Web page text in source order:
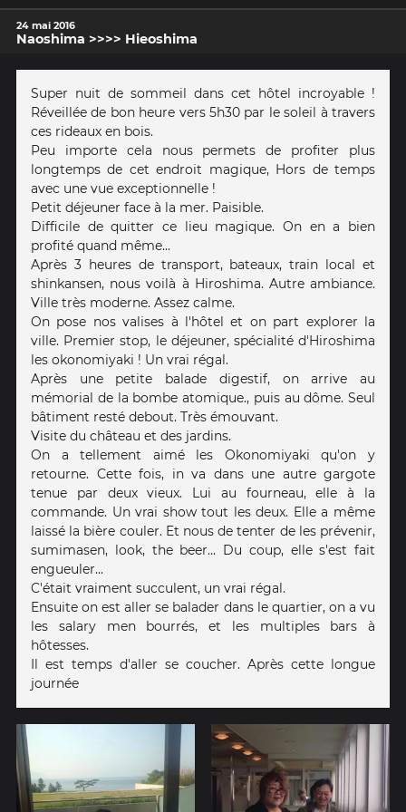
24 mai 2016
Naoshima >>>> Hieoshima
Super nuit de sommeil dans cet hôtel incroyable !
Réveillée de bon heure vers 5h30 par le soleil à travers
ces rideaux en bois.
Peu importe cela nous permets de profiter plus
longtemps de cet endroit magique, Hors de temps
avec une vue exceptionnelle !
Petit déjeuner face à la mer. Paisible.
Difficile de quitter ce lieu magique. On en a bien
profité quand même...
Après 3 heures de transport, bateaux, train local et
shinkansen, nous voilà à Hiroshima. Autre ambiance.
Ville très moderne. Assez calme.
On pose nos valises à l'hôtel et on part explorer la
ville. Premier stop, le déjeuner, spécialité d'Hiroshima
les okonomiyaki ! Un vrai régal.
Après une petite balade digestif, on arrive au
mémorial de la bombe atomique., puis au dôme. Seul
bâtiment resté debout. Très émouvant.
Visite du château et des jardins.
On a tellement aimé les Okonomiyaki qu'on y
retourne. Cette fois, in va dans une autre gargote
tenue par deux vieux. Lui au fourneau, elle à la
commande. Un vrai show tout les deux. Elle a même
laissé la bière couler. Et nous de tenter de les prévenir,
sumimasen, look, the beer... Du coup, elle s'est fait
engueuler...
C'était vraiment succulent, un vrai régal.
Ensuite on est aller se balader dans le quartier, on a vu
les salary men bourrés, et les multiples bars à
hôtesses.
Il est temps d'aller se coucher. Après cette longue
journée